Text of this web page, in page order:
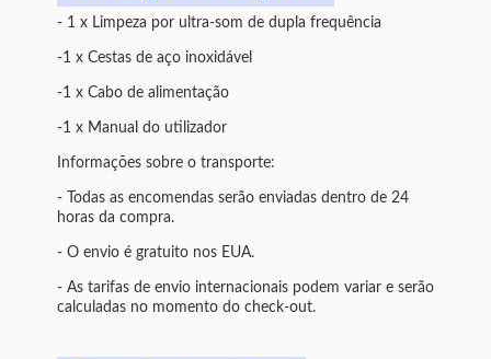
- 1 x Limpeza por ultra-som de dupla frequência
-1 x Cestas de aço inoxidável
-1 x Cabo de alimentação
-1 x Manual do utilizador
Informações sobre o transporte:
- Todas as encomendas serão enviadas dentro de 24
horas da compra.
- O envio é gratuito nos EUA.
- As tarifas de envio internacionais podem variar e serão
calculadas no momento do check-out.